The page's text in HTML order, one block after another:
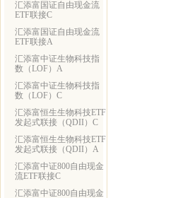
汇添富国证自由现金流
ETF联接C
汇添富国证自由现金流
ETF联接A
汇添富中证生物科技指
数（LOF）A
汇添富中证生物科技指
数（LOF）C
汇添富恒生生物科技ETF
发起式联接（QDII）C
汇添富恒生生物科技ETF
发起式联接（QDII）A
汇添富中证800自由现金
流ETF联接C
汇添富中证800自由现金